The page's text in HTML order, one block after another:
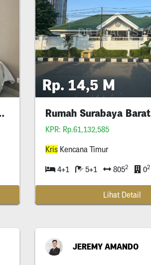
Kota
Rp. 14,5 M
Rumah Surabaya Barat
KPR: Rp.61,132,585
Kris Kencana Timur
4+1 5+1 8052 02
Lihat Detail
JEREMY AMANDO